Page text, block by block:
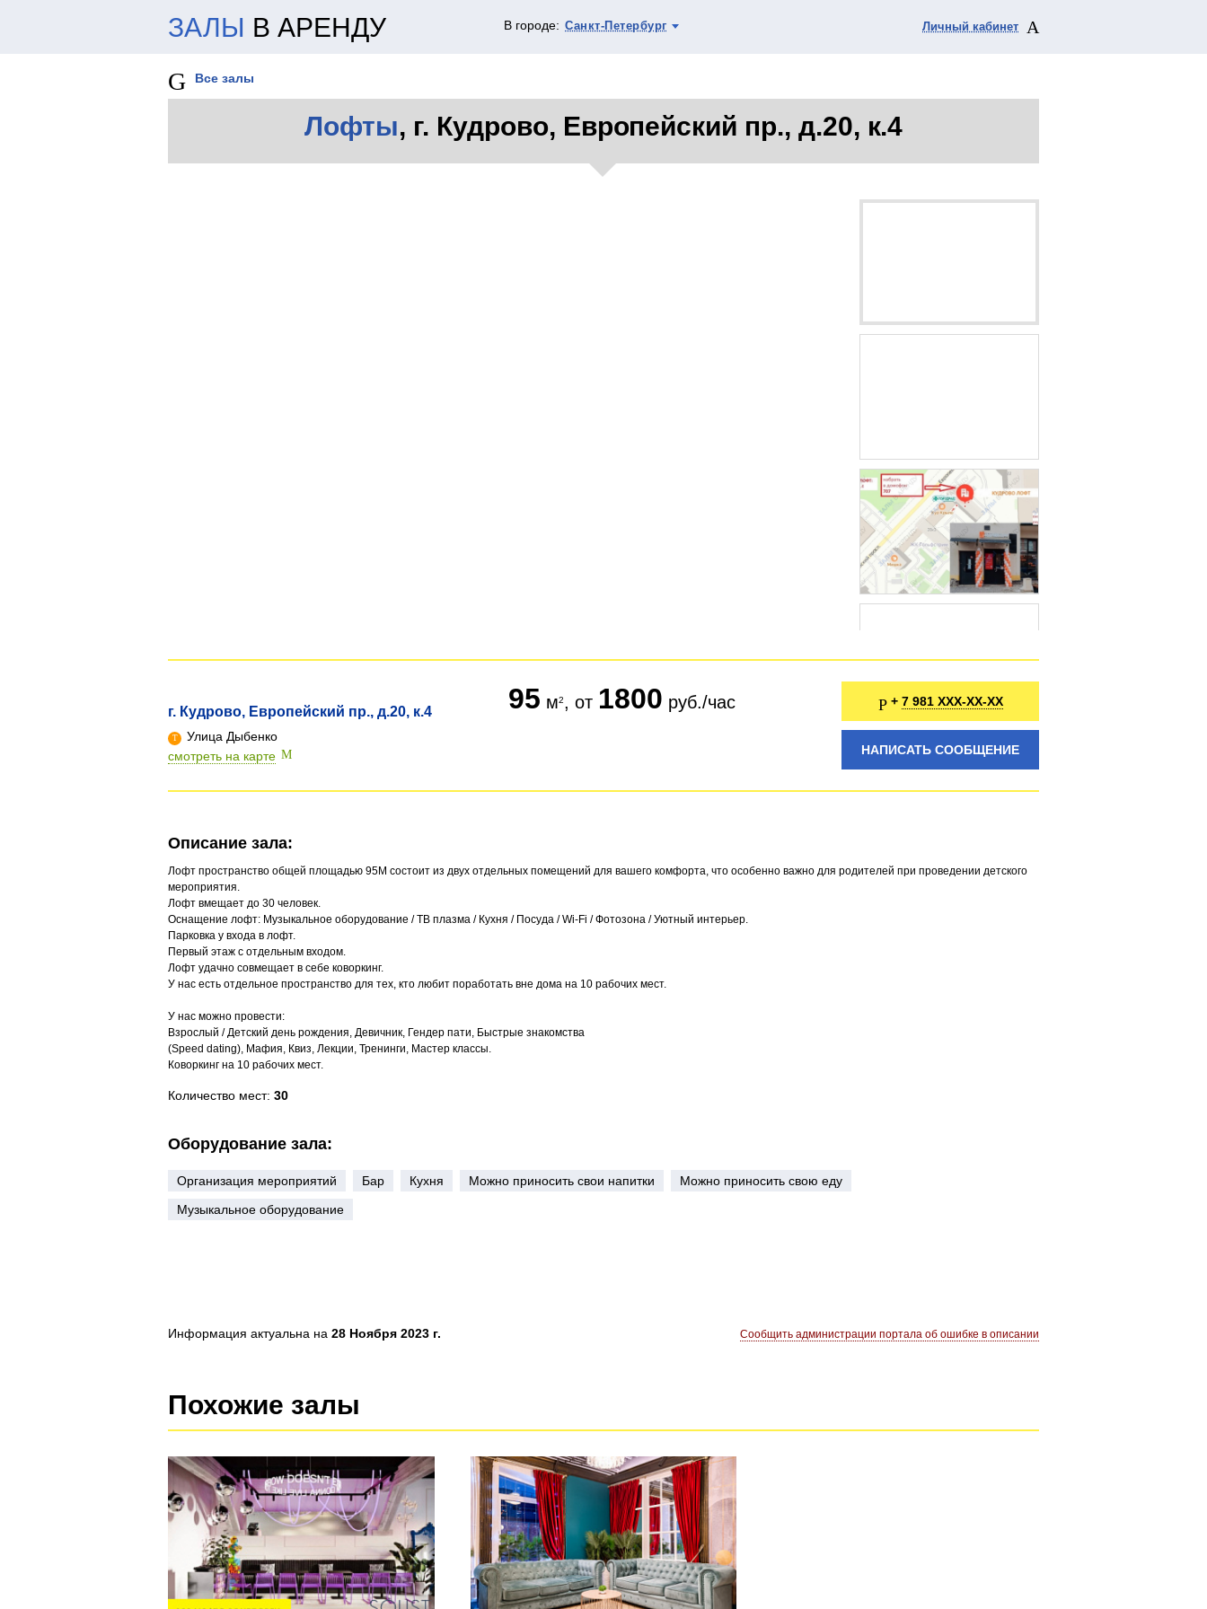
ЗАЛЫ В АРЕНДУ В городе: Санкт-Петербург Личный кабинет
Все залы
Лофты, г. Кудрово, Европейский пр., д.20, к.4
г. Кудрово, Европейский пр., д.20, к.4
Улица Дыбенко
смотреть на карте
95 м , от 1800 руб./час + 7 981 XXX-XX-XX
НАПИСАТЬ СООБЩЕНИЕ
Описание зала:
Лофт пространство общей площадью 95М состоит из двух отдельных помещений для вашего комфорта, что особенно важно для родителей при проведении детского
мероприятия.
Лофт вмещает до 30 человек.
Оснащение лофт: Музыкальное оборудование / ТВ плазма / Кухня / Посуда / Wi-Fi / Фотозона / Уютный интерьер.
Парковка у входа в лофт.
Первый этаж с отдельным входом.
Лофт удачно совмещает в себе коворкинг.
У нас есть отдельное пространство для тех, кто любит поработать вне дома на 10 рабочих мест.
У нас можно провести:
Взрослый / Детский день рождения, Девичник, Гендер пати, Быстрые знакомства
(Speed dating), Мафия, Квиз, Лекции, Тренинги, Мастер классы.
Коворкинг на 10 рабочих мест.
Количество мест: 30
Оборудование зала:
Организация мероприятий Бар Кухня Можно приносить свои напитки
Можно приносить свою еду
Музыкальное оборудование
Сообщить администрации портала об ошибке в описании
Информация актуальна на 28 Ноября 2023 г.
Похожие залы